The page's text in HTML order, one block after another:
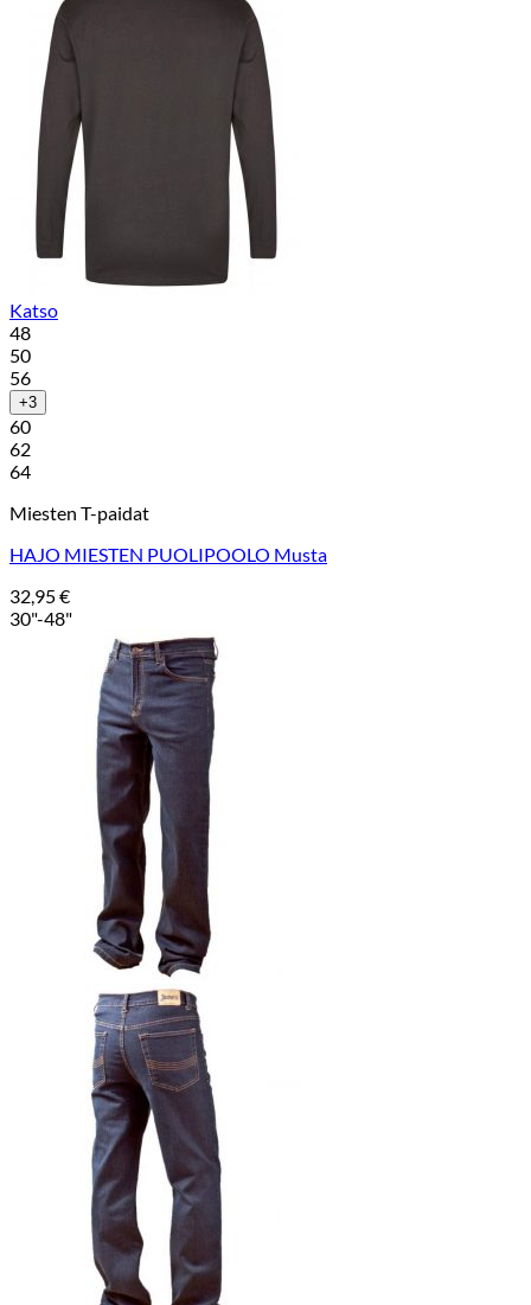
Katso
48
50
56
+3
60
62
64
Miesten T-paidat
HAJO MIESTEN PUOLIPOOLO Musta
32,95€
30"-48"